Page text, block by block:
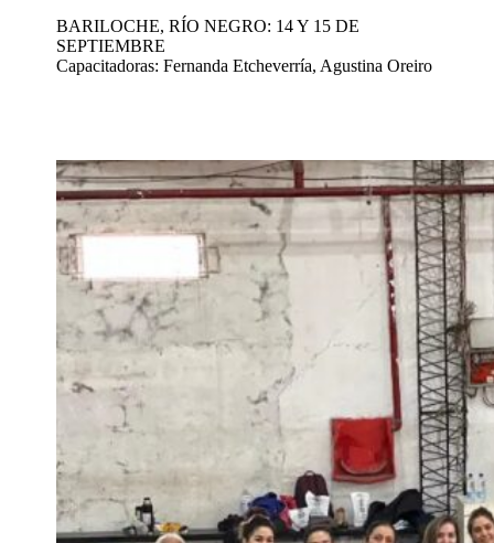
BARILOCHE, RÍO NEGRO: 14 Y 15 DE
SEPTIEMBRE
Capacitadoras: Fernanda Etcheverría, Agustina Oreiro